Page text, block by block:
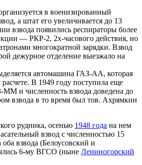
в военизированный
а штат его увеличивается до 13
взвода появились респираторы более
— РКР-2, 2х-часового действия, но
многократной зарядки. Взвод
дежурное отделение выезжало на
автомашина ГАЗ-АА, которая
В 1949 году поступила еще
и численность взвода доведена до
взвода в то время был тов. Ахрямкин
рудника, осенью 1948 года на нем
взвод с численностью 15
взвода (Белоусовский и
6-му ВГСО (ныне Лениногорский